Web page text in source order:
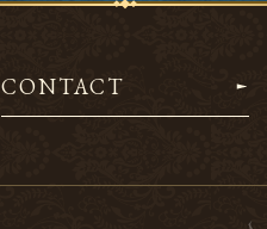
CONTACT